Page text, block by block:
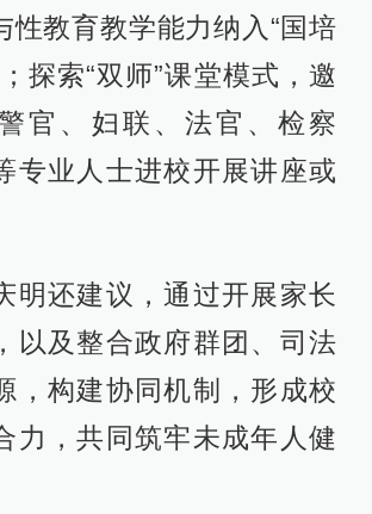
性教育教学能力纳入“国培
探索“双师”课堂模式，邀
官、妇联、法官、检察
专业人士进校开展讲座或
明还建议，通过开展家长
以及整合政府群团、司法
，构建协同机制，形成校
力，共同筑牢未成年人健